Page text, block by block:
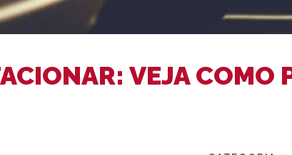
VEJA COMO